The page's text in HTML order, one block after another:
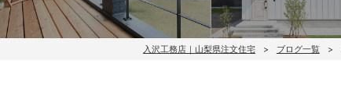
入沢工務店｜山梨県注文住宅 ブログ一覧